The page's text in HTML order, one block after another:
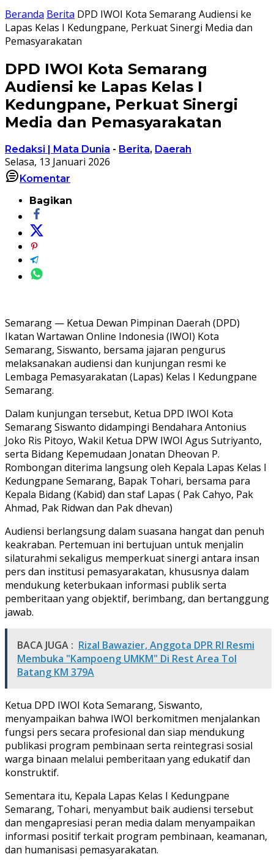
Beranda Berita DPD IWOI Kota Semarang Audiensi ke
Lapas Kelas I Kedungpane, Perkuat Sinergi Media dan
Pemasyarakatan
DPD IWOI Kota Semarang
Audiensi ke Lapas Kelas I
Kedungpane, Perkuat Sinergi
Media dan Pemasyarakatan
Redaksi | Mata Dunia - Berita, Daerah
Selasa, 13 Januari 2026
Komentar
Bagikan
Semarang — Ketua Dewan Pimpinan Daerah (DPD)
Ikatan Wartawan Online Indonesia (IWOI) Kota
Semarang, Siswanto, bersama jajaran pengurus
melaksanakan audiensi dan kunjungan resmi ke
Lembaga Pemasyarakatan (Lapas) Kelas I Kedungpane
Semarang.
Dalam kunjungan tersebut, Ketua DPD IWOI Kota
Semarang Siswanto didampingi Bendahara Antonius
Joko Ris Pitoyo, Wakil Ketua DPW IWOI Agus Sutriyanto,
serta Bidang Kepemudaan Jonatan Dheovan P.
Rombongan diterima langsung oleh Kepala Lapas Kelas I
Kedungpane Semarang, Bapak Tohari, bersama para
Kepala Bidang (Kabid) dan staf Lapas ( Pak Cahyo, Pak
Ahmad, Pak Ridwan dan Pak dhevan)
Audiensi berlangsung dalam suasana hangat dan penuh
keakraban. Pertemuan ini bertujuan untuk menjalin
silaturahmi sekaligus memperkuat sinergi antara insan
pers dan institusi pemasyarakatan, khususnya dalam
mendukung keterbukaan informasi publik serta
pemberitaan yang objektif, berimbang, dan bertanggung
jawab.
BACA JUGA : Rizal Bawazier, Anggota DPR RI Resmi
Membuka "Kampoeng UMKM" Di Rest Area Tol
Batang KM 379A
Ketua DPD IWOI Kota Semarang, Siswanto,
menyampaikan bahwa IWOI berkomitmen menjalankan
fungsi pers secara profesional dan siap mendukung
publikasi program pembinaan serta reintegrasi sosial
warga binaan melalui pemberitaan yang edukatif dan
konstruktif.
Sementara itu, Kepala Lapas Kelas I Kedungpane
Semarang, Tohari, menyambut baik audiensi tersebut
dan mengapresiasi peran media dalam menyampaikan
informasi positif terkait program pembinaan, keamanan,
dan humanisasi pemasyarakatan.